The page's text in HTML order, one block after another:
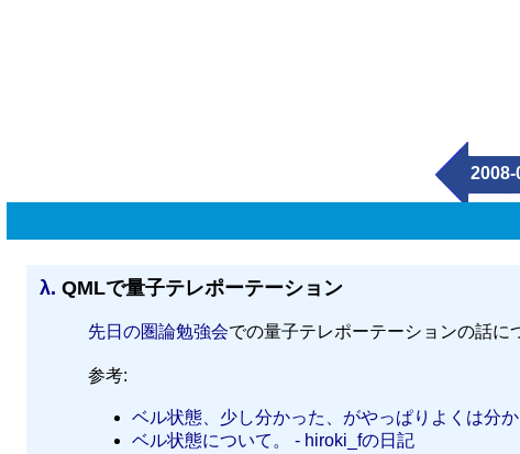
2008-
λ. QMLで量子テレポーテーション
先日の圏論勉強会での量子テレポーテーションの話に
参考:
ベル状態、少し分かった、がやっぱりよくは分
ベル状態について。 - hiroki_fの日記